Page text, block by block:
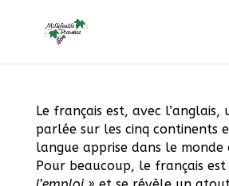
Le français est, avec l’anglais,
parlée sur les cinq continents
langue apprise dans le monde
Pour beaucoup, le français est